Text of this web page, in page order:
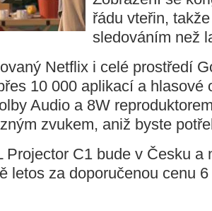
řádu vteřin,
sledováním než
Netflix i celé prostředí
10 000 aplikací a hlasové
Audio a 8W
zvukem, aniž byste
Projector C1 bude v Česku a
letos za doporučenou cenu